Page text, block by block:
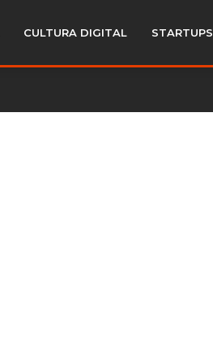
CULTURA DIGITAL STARTUPS